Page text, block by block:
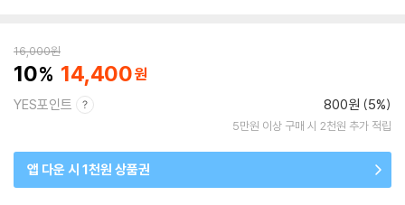
16,000원
10 14,400
YES포인트 800원 (5%)
5만원 이상 구매 시 2천원 추가 적립
앱 다운 시 1천원 상품권